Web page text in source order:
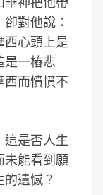
對他說：
西心頭上是
是一樁悲
西而憤憤不
這是否人生
未能看到願
遺憾？